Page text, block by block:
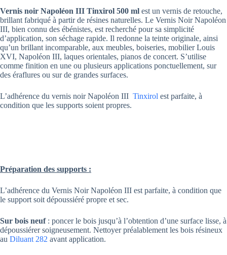
Vernis noir Napoléon III Tinxirol 500 ml est un vernis de retouche,
brillant fabriqué à partir de résines naturelles. Le Vernis Noir Napoléon
III, bien connu des ébénistes, est recherché pour sa simplicité
d’application, son séchage rapide. Il redonne la teinte originale, ainsi
qu’un brillant incomparable, aux meubles, boiseries, mobilier Louis
XVI, Napoléon III, laques orientales, pianos de concert. S’utilise
comme finition en une ou plusieurs applications ponctuellement, sur
des éraflures ou sur de grandes surfaces.
L’adhérence du vernis noir Napoléon III Tinxirol est parfaite, à
condition que les supports soient propres.
Préparation des supports :
L’adhérence du Vernis Noir Napoléon III est parfaite, à condition que
le support soit dépoussiéré propre et sec.
Sur bois neuf: poncer le bois jusqu’à l’obtention d’une surface lisse, à
dépoussiérer soigneusement. Nettoyer préalablement les bois résineux
au Diluant 282 avant application.